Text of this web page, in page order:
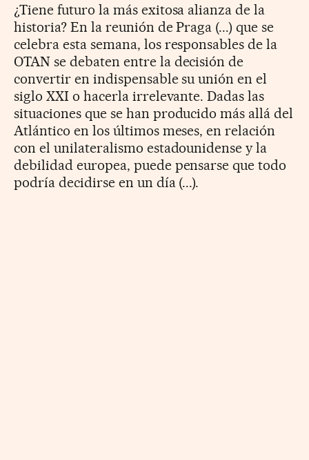
¿Tiene futuro la más exitosa alianza de la
historia? En la reunión de Praga (...) que se
celebra esta semana, los responsables de la
OTAN se debaten entre la decisión de
convertir en indispensable su unión en el
siglo XXI o hacerla irrelevante. Dadas las
situaciones que se han producido más allá del
Atlántico en los últimos meses, en relación
con el unilateralismo estadounidense y la
debilidad europea, puede pensarse que todo
podría decidirse en un día (...).